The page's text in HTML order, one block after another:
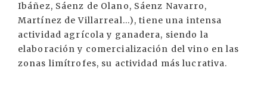
Ibáñez, Sáenz de Olano, Sáenz Navarro,
Martínez de Villarreal...), tiene una intensa
actividad agrícola y ganadera, siendo la
elaboración y comercialización del vino en las
zonas limítrofes, su actividad más lucrativa.